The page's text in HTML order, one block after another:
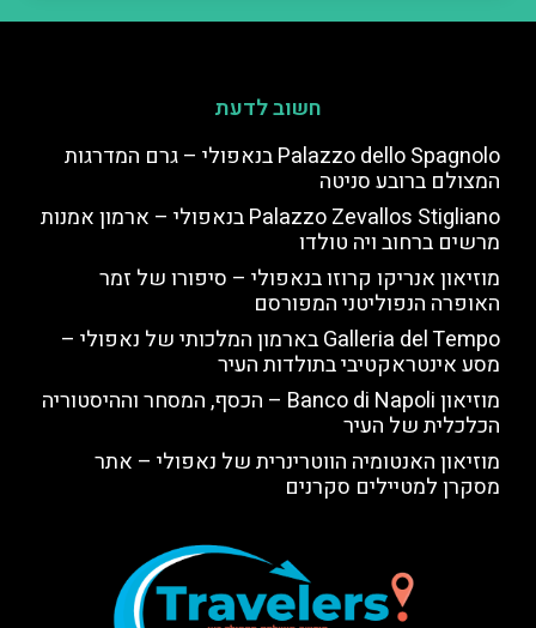
חשוב לדעת
Palazzo dello Spagnolo בנאפולי – גרם המדרגות
המצולם ברובע סניטה
Palazzo Zevallos Stigliano בנאפולי – ארמון אמנות
מרשים ברחוב ויה טולדו
מוזיאון אנריקו קרוזו בנאפולי – סיפורו של זמר
האופרה הנפוליטני המפורסם
Galleria del Tempo בארמון המלכותי של נאפולי –
מסע אינטראקטיבי בתולדות העיר
מוזיאון Banco di Napoli – הכסף, המסחר וההיסטוריה
הכלכלית של העיר
מוזיאון האנטומיה הווטרינרית של נאפולי – אתר
מסקרן למטיילים סקרנים